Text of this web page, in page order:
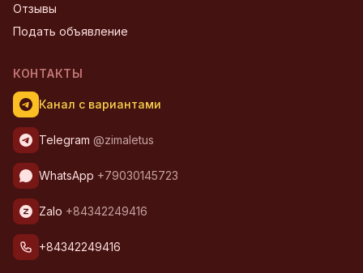
Отзывы
Подать объявление
КОНТАКТЫ
Канал с вариантами
Telegram @zimaletus
WhatsApp +79030145723
Zalo +84342249416
+84342249416